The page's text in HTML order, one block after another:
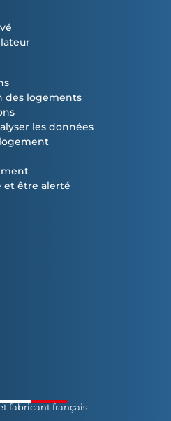
des logements
les données
et être alerté
fabricant français